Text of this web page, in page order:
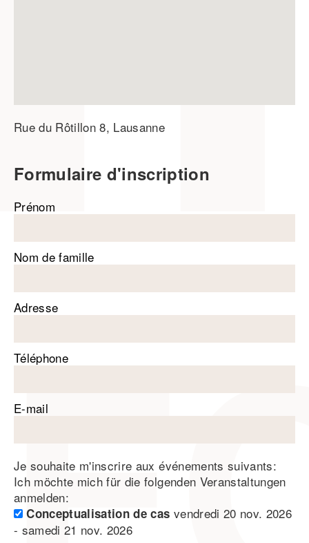
Rue du Rôtillon 8, Lausanne
Formulaire d'inscription
Prénom
Nom de famille
Adresse
Téléphone
E-mail
Je souhaite m'inscrire aux événements suivants:
Ich möchte mich für die folgenden Veranstaltungen
anmelden:
Conceptualisation de cas vendredi 20 nov. 2026
- samedi 21 nov. 2026